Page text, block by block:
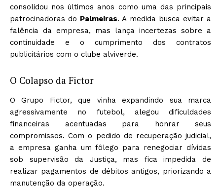
consolidou nos últimos anos como uma das principais
patrocinadoras do Palmeiras. A medida busca evitar a
falência da empresa, mas lança incertezas sobre a
continuidade e o cumprimento dos contratos
publicitários com o clube alviverde.
O Colapso da Fictor
O Grupo Fictor, que vinha expandindo sua marca
agressivamente no futebol, alegou dificuldades
financeiras acentuadas para honrar seus
compromissos. Com o pedido de recuperação judicial,
a empresa ganha um fôlego para renegociar dívidas
sob supervisão da Justiça, mas fica impedida de
realizar pagamentos de débitos antigos, priorizando a
manutenção da operação.